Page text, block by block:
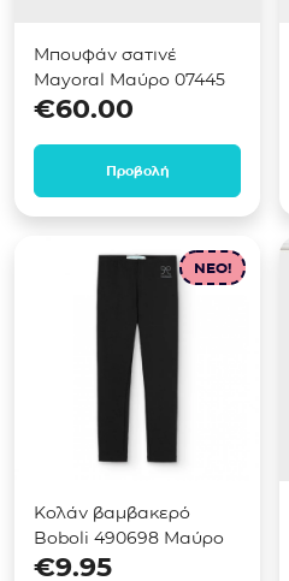
Μπουφάν σατινέ
Mayoral Μαύρο 07445
€60.00
Προβολή
NEO!
Κολάν βαμβακερό
Boboli 490698 Μαύρο
€9.95